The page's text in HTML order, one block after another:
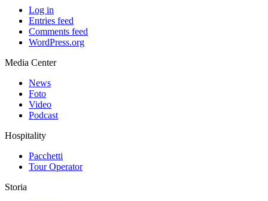
Log in
Entries feed
Comments feed
WordPress.org
Media Center
News
Foto
Video
Podcast
Hospitality
Pacchetti
Tour Operator
Storia